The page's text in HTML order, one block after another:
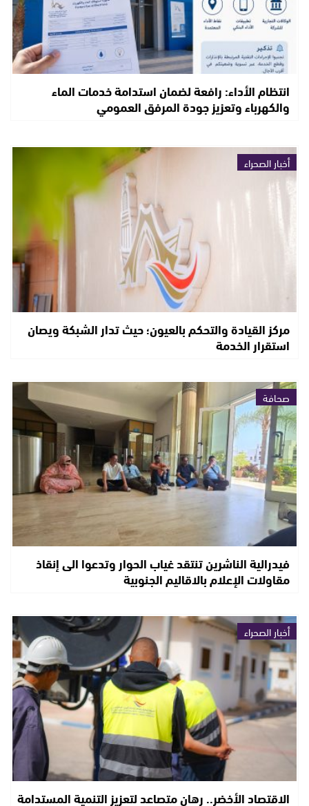
انتظام الأداء: رافعة لضمان استدامة خدمات الماء
والكهرباء وتعزيز جودة المرفق العمومي
أخبار الصحراء
مركز القيادة والتحكم بالعيون؛ حيث تدار الشبكة ويصان
استقرار الخدمة
صحافة
فيدرالية الناشرين تنتقد غياب الحوار وتدعوا الى إنقاذ
مقاولات الإعلام بالاقاليم الجنوبية
أخبار الصحراء
الاقتصاد الأخضر.. رهان متصاعد لتعزيز التنمية المستدامة